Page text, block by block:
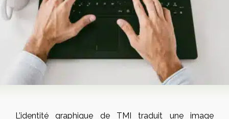
L’identité graphique de TMI traduit une image